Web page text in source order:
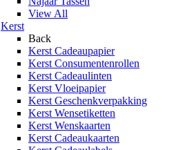
View All
Kerst
Back
Kerst Cadeaupapier
Kerst Consumentenrollen
Kerst Cadeaulinten
Kerst Vloeipapier
Kerst Geschenkverpakking
Kerst Wensetiketten
Kerst Wenskaarten
Kerst Cadeaukaarten